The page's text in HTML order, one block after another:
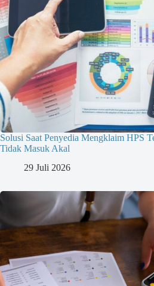
Solusi Saat Penyedia Mengklaim HPS
Tidak Masuk Akal
29 Juli 2026